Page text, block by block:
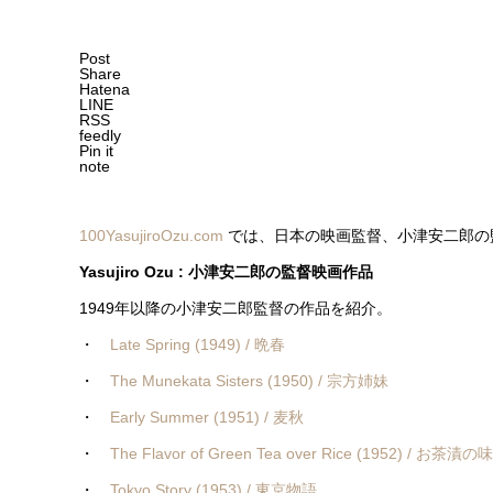
Post
Share
Hatena
LINE
RSS
feedly
Pin it
note
100YasujiroOzu.com では、日本の映画監督、小津安二郎の
Yasujiro Ozu : 小津安二郎の監督映画作品
1949年以降の小津安二郎監督の作品を紹介。
・ Late Spring (1949) / 晩春
・ The Munekata Sisters (1950) / 宗方姉妹
・ Early Summer (1951) / 麦秋
・ The Flavor of Green Tea over Rice (1952) / お茶漬の味